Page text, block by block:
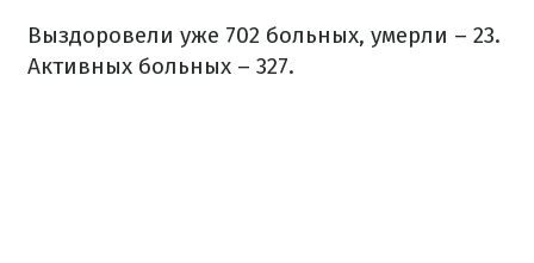
Выздоровели уже 702 больных, умерли – 23.
Активных больных – 327.